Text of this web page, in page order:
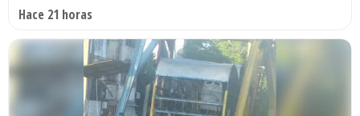
Hace 21 horas